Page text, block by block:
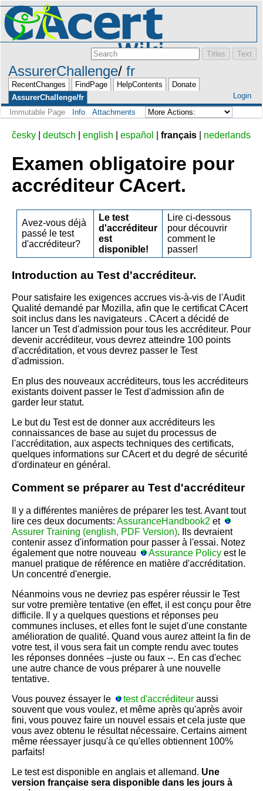
Login
AssurerChallenge fr
RecentChanges FindPage HelpContents
Donate
AssurerChallenge/fr
Immutable Page
Info Attachments
česky deutsch english español français nederlands
Examen obligatoire pour
accréditeur CAcert.
Avez-vous déjà
passé le test
d'accréditeur?
Le test
d'accréditeur
est
disponible!
Lire ci-dessous
pour découvrir
comment le
passer!
Introduction au Test d'accréditeur.
Pour satisfaire les exigences accrues vis-à-vis de l'Audit
Qualité demandé par Mozilla, afin que le certificat CAcert
soit inclus dans les navigateurs . CAcert a décidé de
lancer un Test d'admission pour tous les accréditeur. Pour
devenir accréditeur, vous devrez atteindre 100 points
d'accréditation, et vous devrez passer le Test
d'admission.
En plus des nouveaux accréditeurs, tous les accréditeurs
existants doivent passer le Test d'admission afin de
garder leur statut.
Le but du Test est de donner aux accréditeurs les
connaissances de base au sujet du processus de
l'accréditation, aux aspects techniques des certificats,
quelques informations sur CAcert et du degré de sécurité
d'ordinateur en général.
Comment se préparer au Test d'accréditeur
Il y a différentes manières de préparer les test. Avant tout
lire ces deux documents: AssuranceHandbook2 et
Assurer Training (english, PDF Version). Ils devraient
contenir assez d'information pour passer à l'essai. Notez
également que notre nouveau
Assurance Policy est le
manuel pratique de référence en matière d'accréditation.
Un concentré d'energie.
Néanmoins vous ne devriez pas espérer réussir le Test
sur votre première tentative (en effet, il est conçu pour être
difficile. Il y a quelques questions et réponses peu
communes incluses, et elles font le sujet d'une constante
amélioration de qualité. Quand vous aurez atteint la fin de
votre test, il vous sera fait un compte rendu avec toutes
les réponses données --juste ou faux --. En cas d'echec
une autre chance de vous préparer à une nouvelle
tentative.
Vous pouvez éssayer le
test d'accréditeur aussi
souvent que vous voulez, et même après qu'après avoir
fini, vous pouvez faire un nouvel essais et cela juste que
vous avez obtenu le résultat nécessaire. Certains aiment
même réessayer jusqu'à ce qu'elles obtiennent 100%
parfaits!
Le test est disponible en anglais et allemand. Une
version française sera disponible dans les jours à